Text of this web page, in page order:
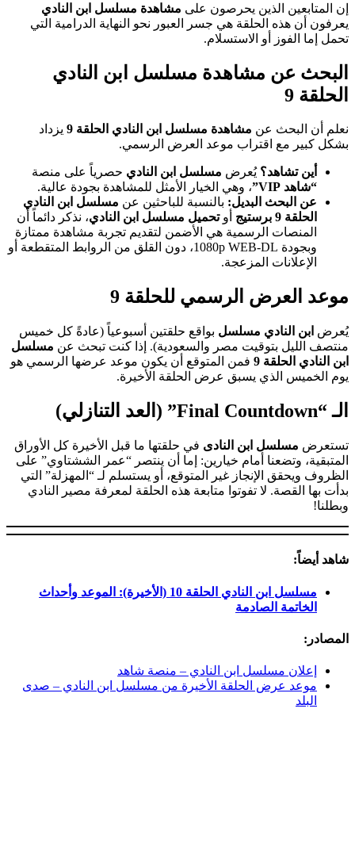
إن المتابعين الذين يحرصون على مشاهدة مسلسل ابن النادي
يعرفون أن هذه الحلقة هي جسر العبور نحو النهاية الدرامية التي
تحمل إما الفوز أو الاستسلام.
البحث عن مشاهدة مسلسل ابن النادي
الحلقة 9
نعلم أن البحث عن مشاهدة مسلسل ابن النادي الحلقة 9
يزداد
بشكل كبير مع اقتراب موعد العرض الرسمي.
أين تشاهد؟ يُعرض مسلسل ابن النادي حصرياً على منصة
“شاهد VIP”
، وهي الخيار الأمثل للمشاهدة بجودة عالية.
عن البحث البديل: بالنسبة للباحثين عن مسلسل ابن النادي
الحلقة 9 برستيج
أوتحميل مسلسل ابن النادي، نذكر دائماً أن
المنصات الرسمية هي الأضمن لتقديم تجربة مشاهدة ممتازة
وبجودة 1080p WEB-DL، دون القلق من الروابط المتقطعة أو
الإعلانات المزعجة.
موعد العرض الرسمي للحلقة 9
يُعرض ابن النادي مسلسل بواقع حلقتين أسبوعياً (عادةً كل خميس
منتصف الليل بتوقيت مصر والسعودية). إذا كنت تبحث عن مسلسل
ابن النادي الحلقة 9
فمن المتوقع أن يكون موعد عرضها الرسمي هو
يوم الخميس الذي يسبق عرض الحلقة الأخيرة.
الـ “Final Countdown” (العد التنازلي)
تستعرض مسلسل ابن النادى في حلقتها ما قبل الأخيرة كل الأوراق
المتبقية، وتضعنا أمام خيارين: إما أن ينتصر “عمر الششتاوي” على
الظروف ويحقق الإنجاز غير المتوقع، أو يستسلم لـ “المهزلة” التي
بدأت بها القصة. لا تفوتوا متابعة هذه الحلقة لمعرفة مصير النادي
وبطلنا!
شاهد أيضاً:
مسلسل ابن النادي الحلقة 10 (الأخيرة): الموعد وأحداث
الخاتمة الصادمة
المصادر:
إعلان مسلسل ابن النادي – منصة شاهد
موعد عرض الحلقة الأخيرة من مسلسل ابن النادي – صدى
البلد